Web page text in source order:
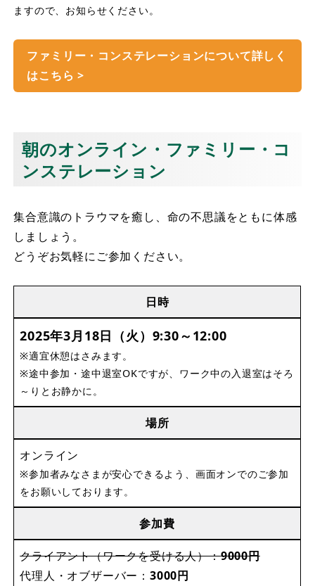
ますので、お知らせください。
ファミリー・コンステレーションについて詳しく
はこちら >
朝のオンライン・ファミリー・コ
ンステレーション
集合意識のトラウマを癒し、命の不思議をともに体感
しましょう。
どうぞお気軽にご参加ください。
日時
2025年3月18日（火）9:30～12:00
※適宜休憩はさみます。
※途中参加・途中退室OKですが、ワーク中の入退室はそろ
～りとお静かに。
場所
オンライン
※参加者みなさまが安心できるよう、画面オンでのご参加
をお願いしております。
参加費
クライアント（ワークを受ける人）：9000円
代理人・オブザーバー： 3000円